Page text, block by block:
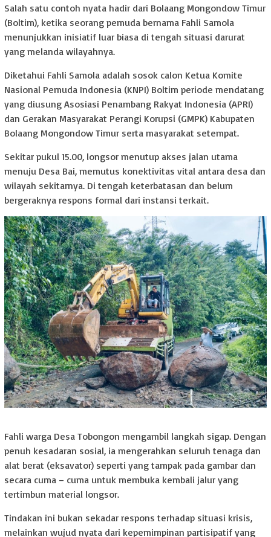
Salah satu contoh nyata hadir dari Bolaang Mongondow Timur
(Boltim), ketika seorang pemuda bernama Fahli Samola
menunjukkan inisiatif luar biasa di tengah situasi darurat
yang melanda wilayahnya.
Diketahui Fahli Samola adalah sosok calon Ketua Komite
Nasional Pemuda Indonesia (KNPI) Boltim periode mendatang
yang diusung Asosiasi Penambang Rakyat Indonesia (APRI)
dan Gerakan Masyarakat Perangi Korupsi (GMPK) Kabupaten
Bolaang Mongondow Timur serta masyarakat setempat.
Sekitar pukul 15.00, longsor menutup akses jalan utama
menuju Desa Bai, memutus konektivitas vital antara desa dan
wilayah sekitarnya. Di tengah keterbatasan dan belum
bergeraknya respons formal dari instansi terkait.
Fahli warga Desa Tobongon mengambil langkah sigap. Dengan
penuh kesadaran sosial, ia mengerahkan seluruh tenaga dan
alat berat (eksavator) seperti yang tampak pada gambar dan
secara cuma – cuma untuk membuka kembali jalur yang
tertimbun material longsor.
Tindakan ini bukan sekadar respons terhadap situasi krisis,
melainkan wujud nyata dari kepemimpinan partisipatif yang